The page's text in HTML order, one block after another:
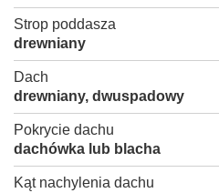
Strop poddasza
drewniany
Dach
drewniany, dwuspadowy
Pokrycie dachu
dachówka lub blacha
Kąt nachylenia dachu